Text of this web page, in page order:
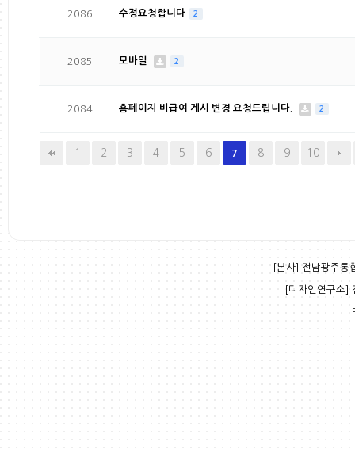
2086 수정요청합니다 2
2085 모바일 2
2084 홈페이지 비급여 게시 변경 요청드립니다. 2
1 2 3 4 5 6 7 8 9 10
[본사] 전남광주
[디자인연구소]